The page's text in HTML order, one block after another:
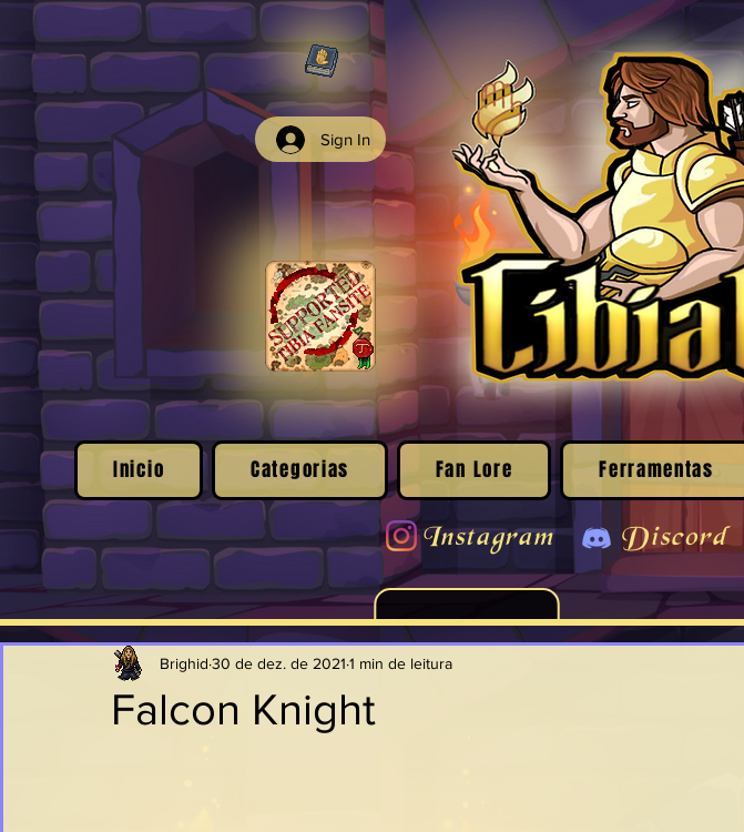
Sign In
Inicio Categorias Fan Lore Ferramentas
Instagram Discord
Falcon Knight
Brighid 30 de dez. de 2021 1 min de leitura